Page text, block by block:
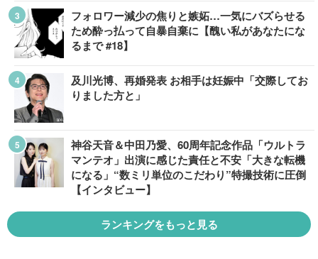
フォロワー減少の焦りと嫉妬…一気にバズらせる
ため酔っ払って自暴自棄に【醜い私があなたにな
るまで #18】
及川光博、再婚発表 お相手は妊娠中「交際してお
りました方と」
神谷天音＆中田乃愛、60周年記念作品「ウルトラ
マンテオ」出演に感じた責任と不安「大きな転機
になる」“数ミリ単位のこだわり”特撮技術に圧倒
【インタビュー】
ランキングをもっと見る